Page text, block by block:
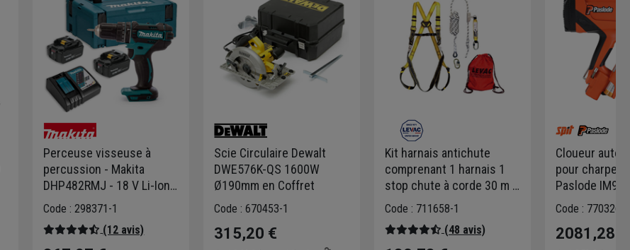
Perceuse visseuse à
percussion - Makita
DHP482RMJ - 18 V Li-Ion
4 Ah - Ø 13 mm - 2
Code : 298371-1
(12 avis)
Scie Circulaire Dewalt
DWE576K-QS 1600W
Ø190mm en Coffret
Code : 670453-1
315,20 €
Kit harnais antichute
comprenant 1 harnais 1
stop chute à corde 30 m 1
sac de transport
Code : 711658-1
(48 avis)
Cloueur
pour
Paslode
packs clous
Code : 770326-1
2081,28 €